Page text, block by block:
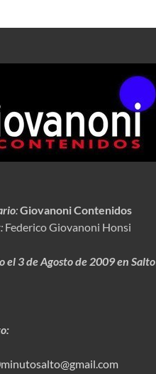
:Giovanoni Contenidos
Federico Giovanoni Honsi
el 3 de Agosto de 2009 en Salto